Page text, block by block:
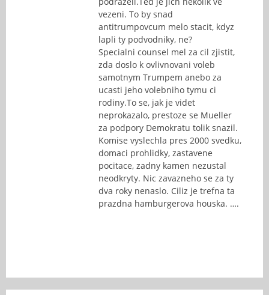
vezeni. To by snad
antitrumpovcum melo stacit, kdyz
lapli ty podvodniky, ne?
Specialni counsel mel za cil zjistit,
zda doslo k ovlivnovani voleb
samotnym Trumpem anebo za
ucasti jeho volebniho tymu ci
rodiny.To se, jak je videt
neprokazalo, prestoze se Mueller
za podpory Demokratu tolik snazil.
Komise vyslechla pres 2000 svedku,
domaci prohlidky, zastavene
pocitace, zadny kamen nezustal
neodkryty. Nic zavazneho se za ty
dva roky nenaslo. Ciliz je trefna ta
prazdna hamburgerova houska. ….